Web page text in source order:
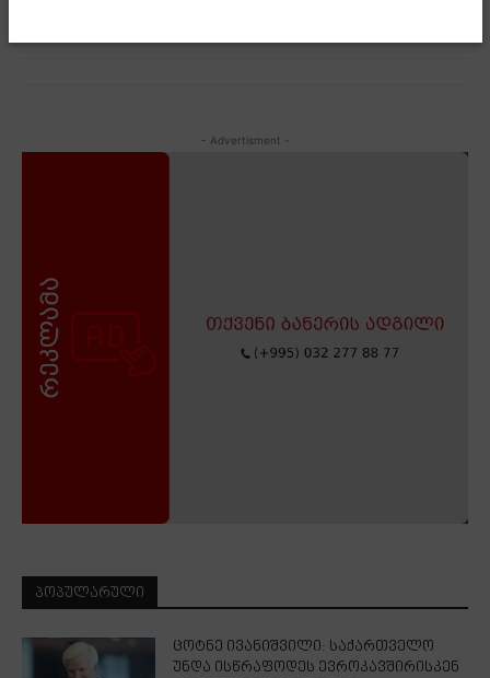
- Advertisment -
ᲞᲝᲞᲣᲚᲐᲠᲣᲚᲘ
ცოტნე ივანიშვილი: საქართველო
უნდა ისწრაფოდეს ევროკავშირისკენ